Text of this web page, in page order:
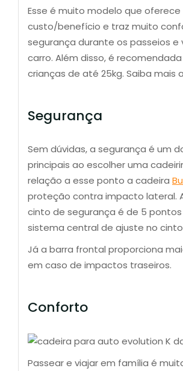
Esse é muito modelo que oferece
custo/benefício e traz muito
segurança durante os passeios e
carro. Além disso, é
crianças de até 25kg. Saiba mais
Segurança
Sem dúvidas, a segurança é um
principais ao escolher uma
relação a esse ponto a cadeira
proteção contra impacto lateral.
cinto de segurança é de 5
sistema central de ajuste no
Já a barra frontal proporciona
em caso de impactos traseiros.
Conforto
Passear e viajar em família é